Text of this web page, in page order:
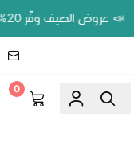
📣 عروض الصيف وفّر 20% على اللوحات الحين.. واكسب 200 ريال رصيد بمحفظتك لطلبك الجاي!
0